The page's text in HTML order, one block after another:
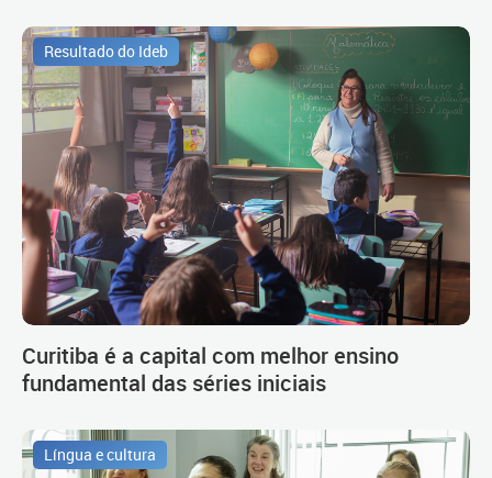
Resultado do Ideb
Curitiba é a capital com melhor ensino
fundamental das séries iniciais
Língua e cultura